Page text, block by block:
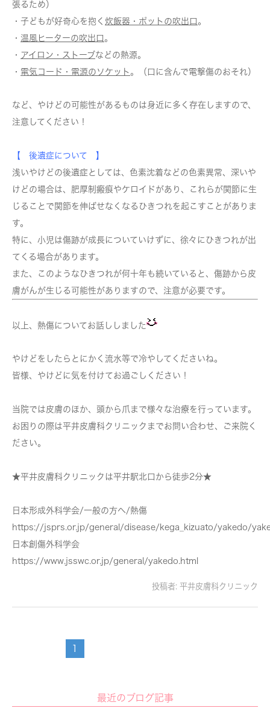
張るため）
・子どもが好奇心を抱く 炊飯器・ポットの吹出口 。
・ 温風ヒーターの吹出口 。
・ アイロン・ストーブなどの熱源。
・ 電気コード・電源のソケット 。（口に含んで電撃傷のおそれ）
など、やけどの可能性があるものは身近に多く存在しますので、
注意してください！
【 後遺症について 】
浅いやけどの後遺症としては、色素沈着などの色素異常、深いや
けどの場合は、肥厚制瘢痕やケロイドがあり、これらが関節に生
じることで関節を伸ばせなくなるひきつれを起こすことがありま
す。
特に、小児は傷跡が成長についていけずに、徐々にひきつれが出
てくる場合があります。
また、このようなひきつれが何十年も続いていると、傷跡から皮
膚がんが生じる可能性がありますので、注意が必要です。
以上、熱傷についてお話ししました
やけどをしたらとにかく流水等で冷やしてくださいね。
皆様、やけどに気を付けてお過ごしください！
当院では皮膚のほか、頭から爪まで様々な治療を行っています。
お困りの際は平井皮膚科クリニックまでお問い合わせ、ご来院く
ださい。
★平井皮膚科クリニックは平井駅北口から徒歩2分★
日本形成外科学会/一般の方へ/熱傷
https://jsprs.or.jp/general/disease/kega_kizuato/yakedo/
日本創傷外科学会
https://www.jsswc.or.jp/general/yakedo.html
投稿者: 平井皮膚科クリニック
1
最近のブログ記事